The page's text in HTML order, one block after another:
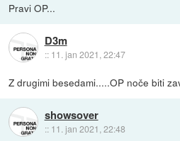
Pravi OP...
D3m
:: 11. jan 2021, 22:47
Z drugimi besedami.....OP noče biti
showsover
:: 11. jan 2021, 22:48